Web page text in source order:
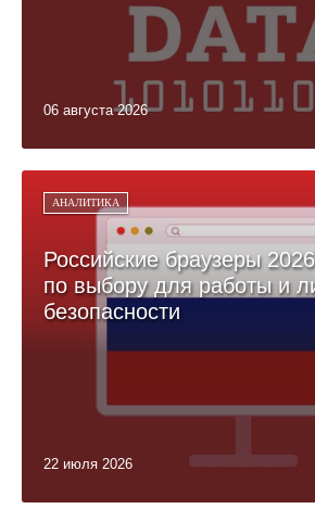
06 августа 2026
АНАЛИТИКА
Российские браузеры
по выбору для работы и
безопасности
22 июля 2026